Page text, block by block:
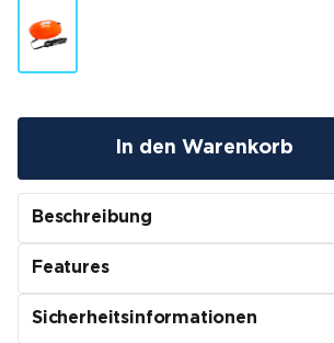
In den Warenkorb
Beschreibung
Features
Sicherheitsinformationen